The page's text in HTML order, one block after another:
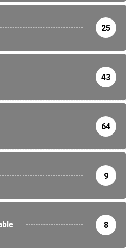
25
43
64
9
8